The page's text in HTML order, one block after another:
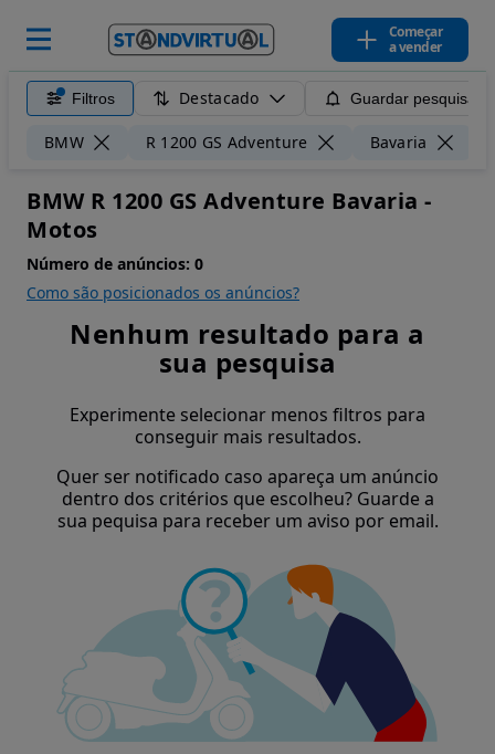
Começar
a vender
Filtros Destacado Guardar pesquisa
BMW R 1200 GS Adventure Bavaria
BMW R 1200 GS Adventure Bavaria -
Motos
Número de anúncios: 0
Como são posicionados os anúncios?
Nenhum resultado para a
sua pesquisa
Experimente selecionar menos filtros para
conseguir mais resultados.
Quer ser notificado caso apareça um anúncio
dentro dos critérios que escolheu? Guarde a
sua pequisa para receber um aviso por email.